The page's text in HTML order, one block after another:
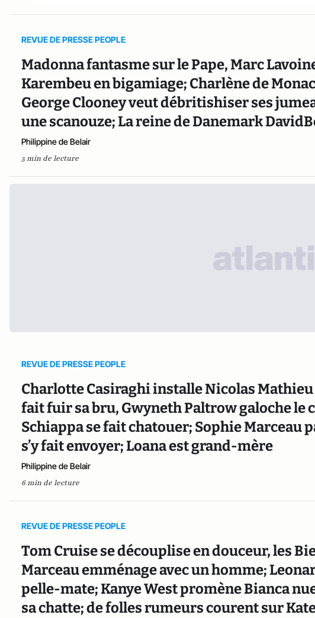
REVUE DE PRESSE PEOPLE
Madonna fantasme sur le Pape, Marc
Karembeu en bigamiage; Charlène de
George Clooney veut débritishiser ses
une scanouze; La reine de Danemark
Philippine de Belair
5 min de lecture
REVUE DE PRESSE PEOPLE
Charlotte Casiraghi installe Nicolas
fait fuir sa bru, Gwyneth Paltrow galoche le
Schiappa se fait chatouer; Sophie Marceau
s’y fait envoyer; Loana est grand-mère
Philippine de Belair
6 min de lecture
REVUE DE PRESSE PEOPLE
Tom Cruise se découplise en douceur, les
Marceau emménage avec un homme;
pelle-mate; Kanye West promène Bianca
sa chatte; de folles rumeurs courent sur